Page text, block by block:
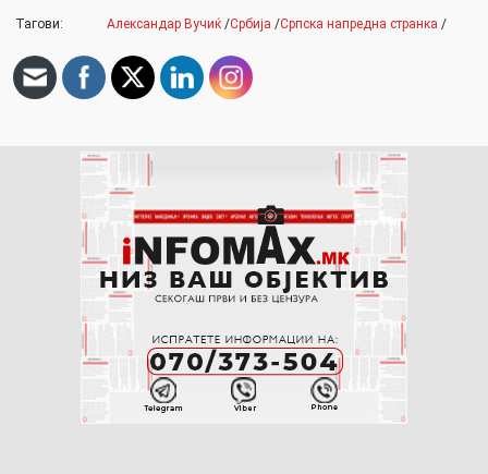
Тагови: Александар Вучиќ /Србија /Српска напредна странка /